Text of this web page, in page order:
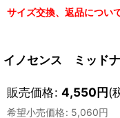
サイズ交換、返品につい
イノセンス ミッド
販売価格: 4,550円(
希望小売価格: 5,060円